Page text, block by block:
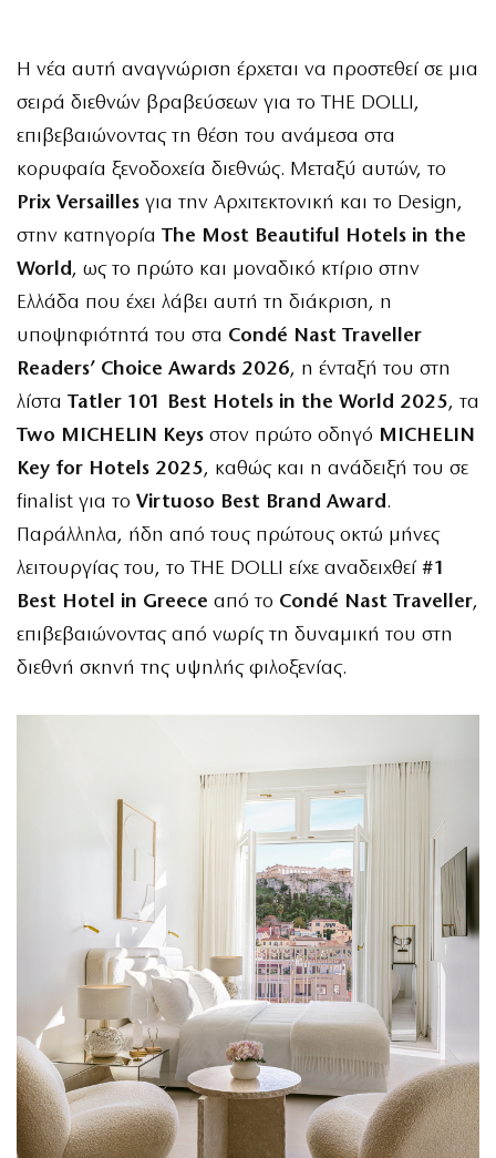
Η νέα αυτή αναγνώριση έρχεται να προστεθεί σε μια
σειρά διεθνών βραβεύσεων για το THE DOLLI,
επιβεβαιώνοντας τη θέση του ανάμεσα στα
κορυφαία ξενοδοχεία διεθνώς. Μεταξύ αυτών, το
Prix Versailles για την Αρχιτεκτονική και το Design,
στην κατηγορία The Most Beautiful Hotels in the
World, ως το πρώτο και μοναδικό κτίριο στην
Ελλάδα που έχει λάβει αυτή τη διάκριση, η
υποψηφιότητά του στα Condé Nast Traveller
Readers’ Choice Awards 2026, η ένταξή του στη
λίστα Tatler 101 Best Hotels in the World 2025, τα
Two MICHELIN Keys στον πρώτο οδηγό MICHELIN
Key for Hotels 2025, καθώς και η ανάδειξή του σε
finalist για το Virtuoso Best Brand Award.
Παράλληλα, ήδη από τους πρώτους οκτώ μήνες
λειτουργίας του, το THE DOLLI είχε αναδειχθεί #1
Best Hotel in Greece από το Condé Nast Traveller,
επιβεβαιώνοντας από νωρίς τη δυναμική του στη
διεθνή σκηνή της υψηλής φιλοξενίας.